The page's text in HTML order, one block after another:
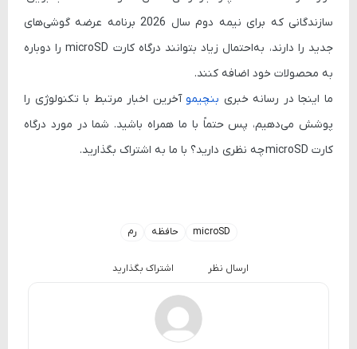
سازندگانی که برای نیمه دوم سال 2026 برنامه عرضه گوشی‌های
جدید را دارند، به‌احتمال زیاد بتوانند درگاه کارت microSD را دوباره
به محصولات خود اضافه کنند.
ما اینجا در رسانه خبری بنچیمو آخرین اخبار مرتبط با تکنولوژی را
پوشش می‌دهیم، پس حتماً با ما همراه باشید. شما در مورد درگاه
کارت microSDچه نظری دارید؟ با ما به اشتراک بگذارید.
microSD حافظه رم
ارسال نظر اشتراک بگذارید